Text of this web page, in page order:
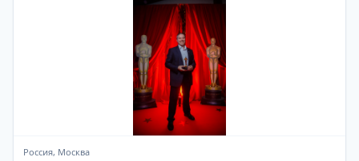
Россия, Москва